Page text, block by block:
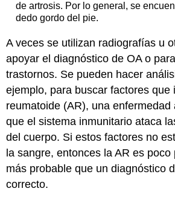
de artrosis. Por lo general, se
dedo gordo del pie.
A veces se utilizan radiografías u
apoyar el diagnóstico de OA o
trastornos. Se pueden hacer
ejemplo, para buscar factores que
reumatoide (AR), una enfermedad
que el sistema inmunitario ataca
del cuerpo. Si estos factores no
la sangre, entonces la AR es
más probable que un diagnóstico
correcto.